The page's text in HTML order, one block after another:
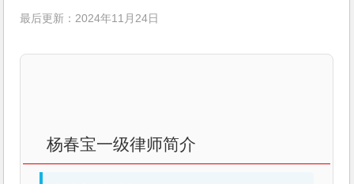
最后更新：2024年11月24日
杨春宝一级律师简介